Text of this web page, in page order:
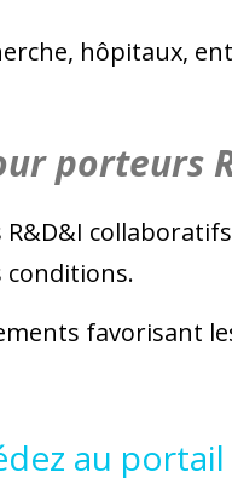
hôpitaux,
porteurs
conditions.
favorisant
au